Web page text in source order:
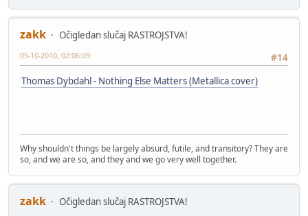
zakk
Očigledan slučaj RASTROJSTVA!
#14
05-10-2010, 02:06:09
Thomas Dybdahl - Nothing Else Matters (Metallica cover)
Why shouldn't things be largely absurd, futile, and transitory? They are
so, and we are so, and they and we go very well together.
zakk
Očigledan slučaj RASTROJSTVA!